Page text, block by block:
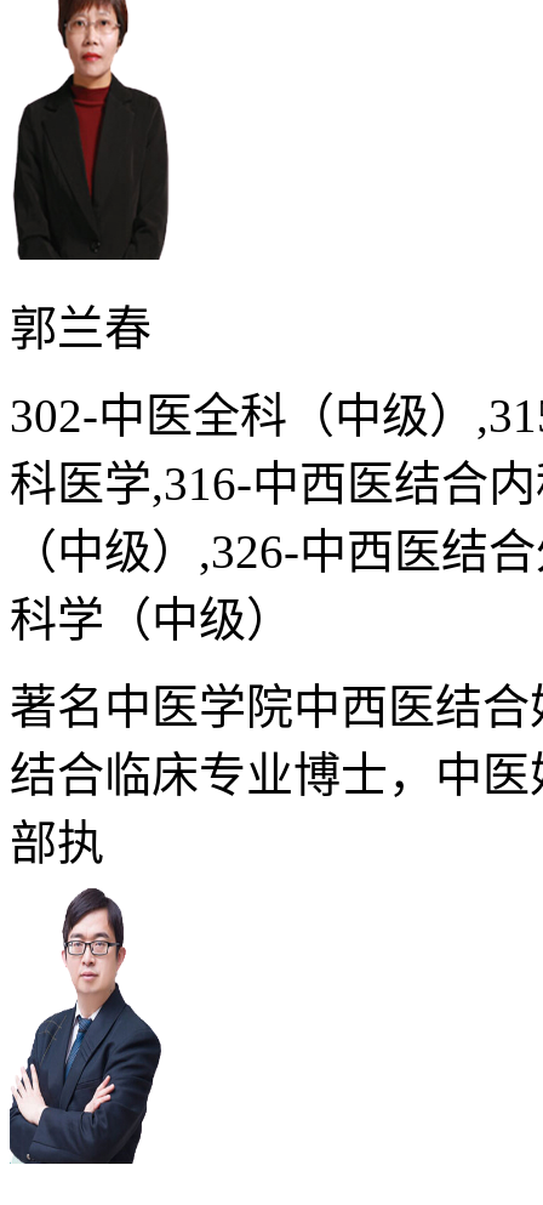
郭兰春
302-中医全科（中级）
科医学,316-中西医结合
（中级）,326-中西医结
科学（中级）
著名中医学院中西医结
结合临床专业博士，中
部执